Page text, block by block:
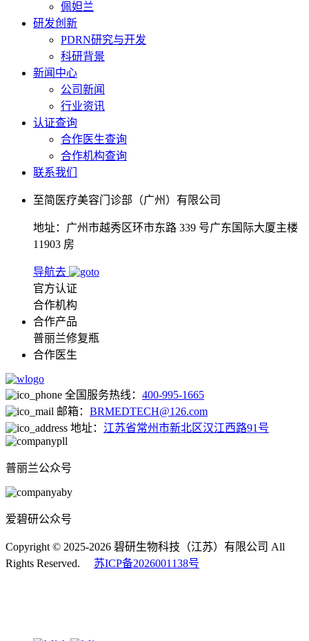
佩妲兰
研发创新
PDRN研究与开发
科研背景
新闻中心
公司新闻
行业资讯
认证查询
合作医生查询
合作机构查询
联系我们
至简医疗美容门诊部（广州）有限公司
地址：广州市越秀区环市东路 339 号广东国际大厦主楼
11903 房
导航去
官方认证
合作机构
合作产品
普丽兰修复瓶
合作医生
全国服务热线： 400-995-1665
邮箱： BRMEDTECH@126.com
地址： 江苏省常州市新北区汉江西路91号
普丽兰公众号
爱碧研公众号
Copyright © 2025-2026 碧研生物科技（江苏）有限公司 All
Rights Reserved. 苏ICP备2026001138号